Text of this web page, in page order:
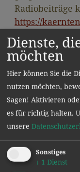
Radiobeiträge
https://
macht-schule
Dienste,
möchten
Hier können Sie die
nutzen möchten,
Sagen! Aktivieren
es für richtig halten.
unsere
Sonstiges
↓ 1 Dienst